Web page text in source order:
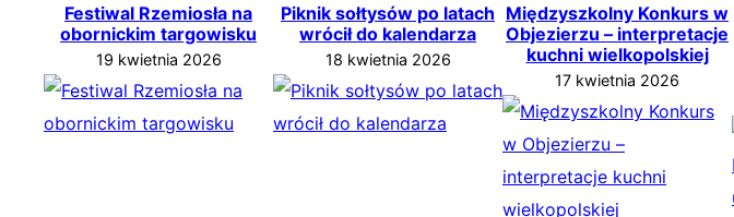
Festiwal Rzemiosła na
obornickim targowisku
19 kwietnia 2026
Piknik sołtysów po latach
wrócił do kalendarza
18 kwietnia 2026
Międzyszkolny Konkurs w
Objezierzu – interpretacje
kuchni wielkopolskiej
17 kwietnia 2026